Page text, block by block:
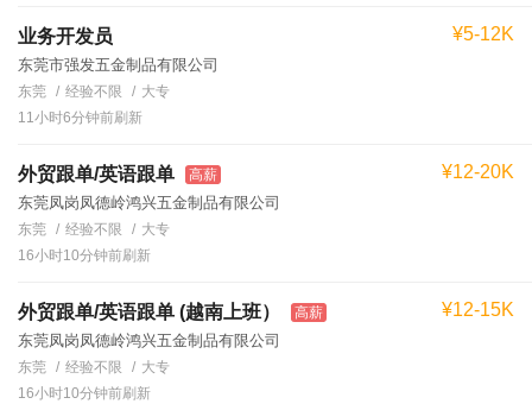
业务开发员
东莞市强发五金制品有限公司
¥5-12K
东莞 经验不限
大专
11小时6分钟前刷新
外贸跟单/英语跟单 高薪
东莞凤岗凤德岭鸿兴五金制品有限公司
¥12-20K
东莞 经验不限
大专
16小时10分钟前刷新
外贸跟单/英语跟单 (越南上班） 高薪
东莞凤岗凤德岭鸿兴五金制品有限公司
¥12-15K
东莞 经验不限
大专
16小时10分钟前刷新